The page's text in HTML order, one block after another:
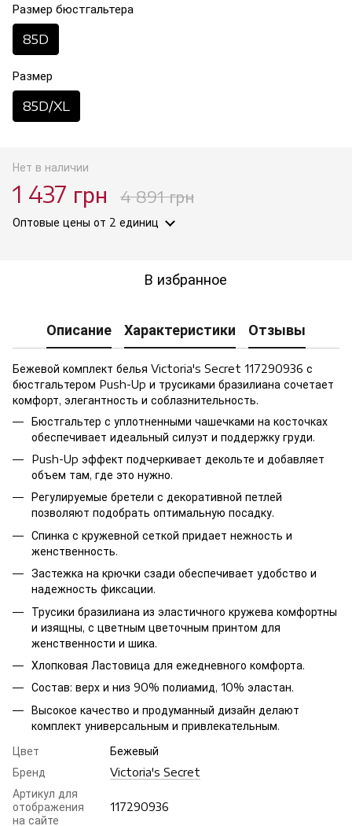
Размер бюстгальтера
85D
Размер
85D/XL
Нет в наличии
1 437 грн 4 891 грн
Оптовые цены от 2 единиц
В избранное
Описание Характеристики Отзывы
Бежевой комплект белья Victoria's Secret 117290936 с
бюстгальтером Push-Up и трусиками бразилиана сочетает
комфорт, элегантность и соблазнительность.
Бюстгальтер с уплотненными чашечками на косточках
обеспечивает идеальный силуэт и поддержку груди.
Push-Up эффект подчеркивает декольте и добавляет
объем там, где это нужно.
Регулируемые бретели с декоративной петлей
позволяют подобрать оптимальную посадку.
Спинка с кружевной сеткой придает нежность и
женственность.
Застежка на крючки сзади обеспечивает удобство и
надежность фиксации.
Трусики бразилиана из эластичного кружева комфортны
и изящны, с цветным цветочным принтом для
женственности и шика.
Хлопковая Ластовица для ежедневного комфорта.
Состав: верх и низ 90% полиамид, 10% эластан.
Высокое качество и продуманный дизайн делают
комплект универсальным и привлекательным.
Цвет
Бежевый
Бренд
Victoria's Secret
Артикул для
отображения
на сайте
117290936